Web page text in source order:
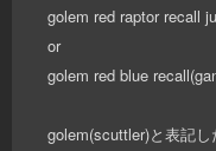
golem red raptor recall
or
golem red blue
golem(scuttler)と表記